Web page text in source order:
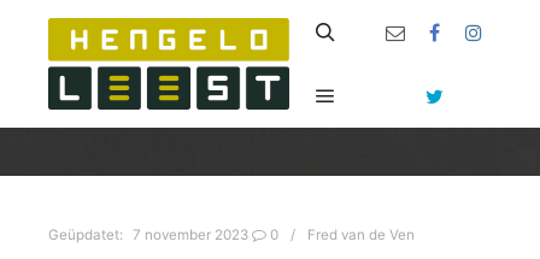
Hoofdmenu
Geüpdatet: 7 november 2023 0 Fred van de Ven